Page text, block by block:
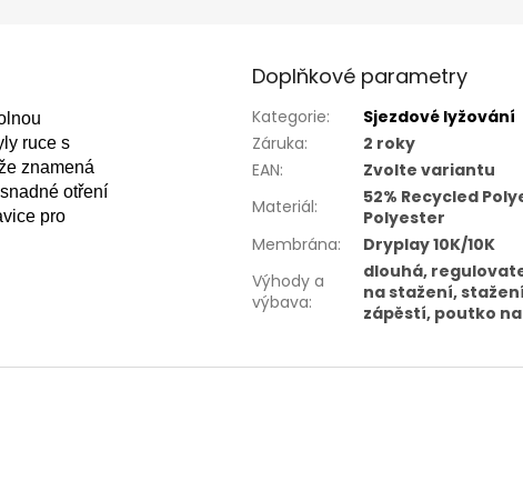
ruce s
znamená
otření
pro
Doplňkové parametry
Kategorie:
Sjezdové lyžování
Záruka:
2 roky
EAN:
Zvolte variantu
Materiál:
52% Recycled
Polyester
Membrána:
Dryplay 10K/10K
Výhody a
výbava:
dlouhá,
na stažení,
zápěstí, poutko